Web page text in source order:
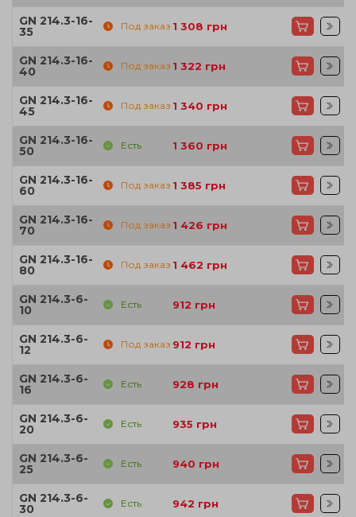
GN 214.3-16-
35 Под заказ 1 308 грн
GN 214.3-16-
40 Под заказ 1 322 грн
GN 214.3-16-
45 Под заказ 1 340 грн
GN 214.3-16-
50 Есть 1 360 грн
GN 214.3-16-
60 Под заказ 1 385 грн
GN 214.3-16-
70 Под заказ 1 426 грн
GN 214.3-16-
80 Под заказ 1 462 грн
GN 214.3-6-
10 Есть 912 грн
GN 214.3-6-
12 Под заказ 912 грн
GN 214.3-6-
16 Есть 928 грн
GN 214.3-6-
20 Есть 935 грн
GN 214.3-6-
25 Есть 940 грн
GN 214.3-6-
30 Есть 942 грн